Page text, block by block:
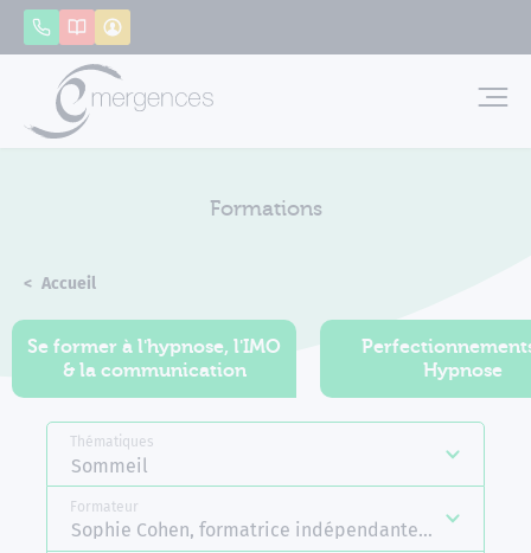
AppelerCatalogue
Formations
Accueil
Se former à l'hypnose, l'IMO
& la communication
Hypnose
Thématiques
Sommeil
Formateur
Sophie Cohen, formatrice indépendante Emergences
Panneau de gestion des cookies